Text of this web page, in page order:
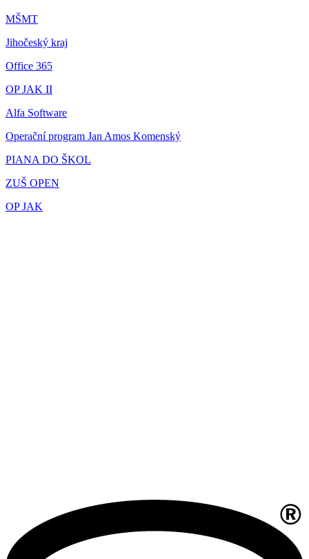
MŠMT
Jihočeský kraj
Office 365
OP JAK II
Alfa Software
Operační program Jan Amos Komenský
PIANA DO ŠKOL
ZUŠ OPEN
OP JAK